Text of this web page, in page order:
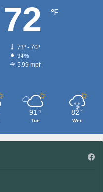
72 ℉
73º - 70º
94%
5.99 mph
91 ℉
Tue
82 ℉
Wed